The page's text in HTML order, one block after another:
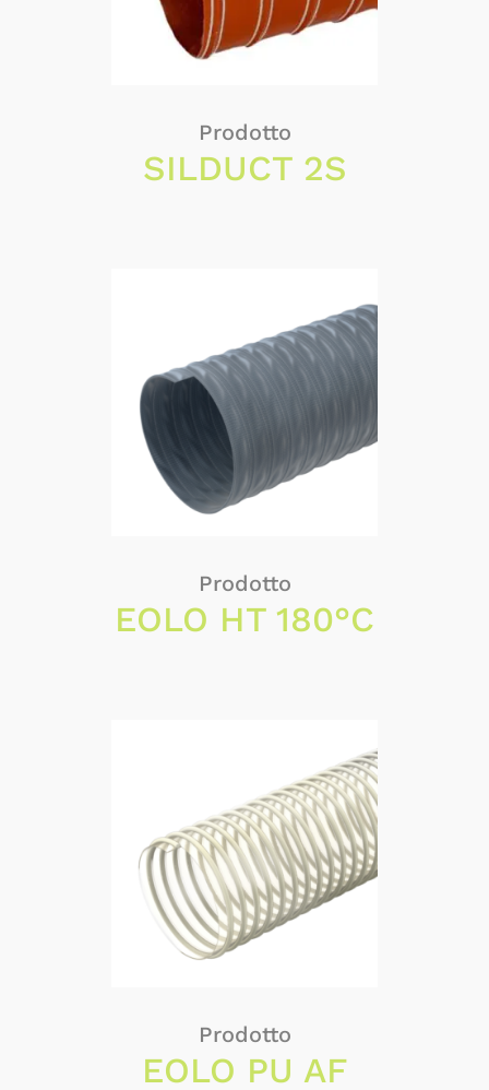
Prodotto
SILDUCT 2S
Prodotto
EOLO HT 180°C
Prodotto
EOLO PU AF